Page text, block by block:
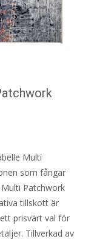
Multi
som fångar
Patchwork
tillskott är
prisvärt val för
Tillverkad av